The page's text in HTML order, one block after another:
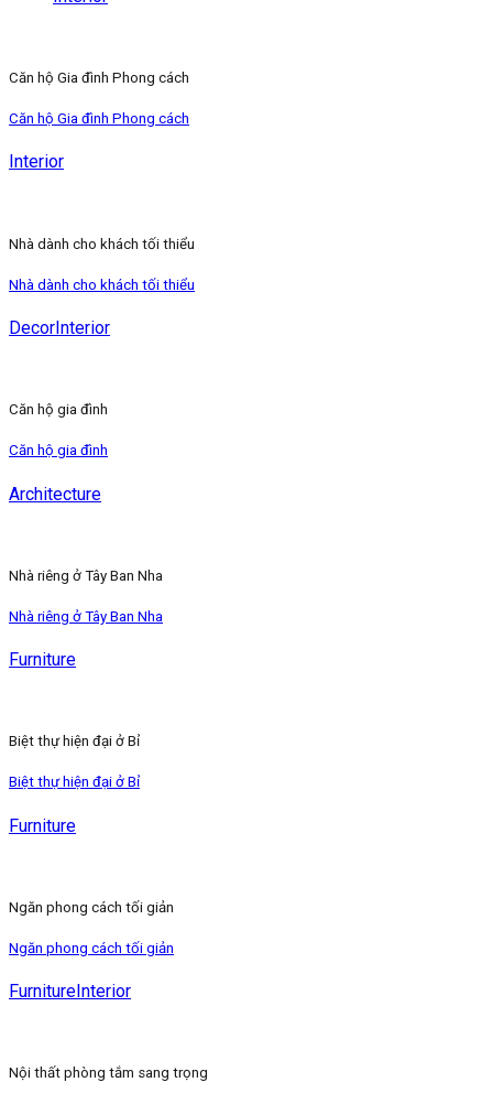
Căn hộ Gia đình Phong cách
Căn hộ Gia đình Phong cách
Interior
Nhà dành cho khách tối thiểu
Nhà dành cho khách tối thiểu
DecorInterior
Căn hộ gia đình
Căn hộ gia đình
Architecture
Nhà riêng ở Tây Ban Nha
Nhà riêng ở Tây Ban Nha
Furniture
Biệt thự hiện đại ở Bỉ
Biệt thự hiện đại ở Bỉ
Furniture
Ngăn phong cách tối giản
Ngăn phong cách tối giản
FurnitureInterior
Nội thất phòng tắm sang trọng